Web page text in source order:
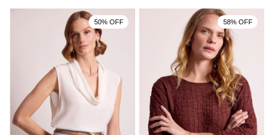
50% OFF 58% OFF